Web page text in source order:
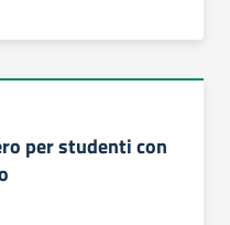
per studenti con